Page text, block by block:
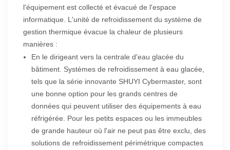
l'équipement est collecté et évacué de l'espace
informatique. L'unité de refroidissement du système de
gestion thermique évacue la chaleur de plusieurs
manières :
En le dirigeant vers la centrale d'eau glacée du
bâtiment. Systèmes de refroidissement à eau glacée,
tels que la série innovante SHUYI Cybermaster, sont
une bonne option pour les grands centres de
données qui peuvent utiliser des équipements à eau
réfrigérée. Pour les petits espaces ou les immeubles
de grande hauteur où l'air ne peut pas être exclu, des
solutions de refroidissement périmétrique compactes